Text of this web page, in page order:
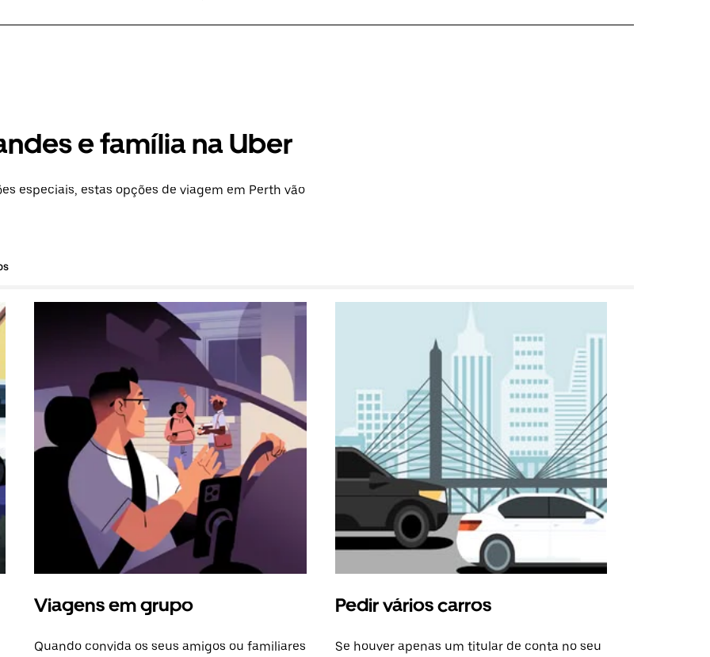
e família na Uber
especiais, estas opções de viagem em Perth vão
Viagens em grupo
Quando convida os seus amigos ou familiares
Pedir vários carros
Se houver apenas um titular de conta no seu